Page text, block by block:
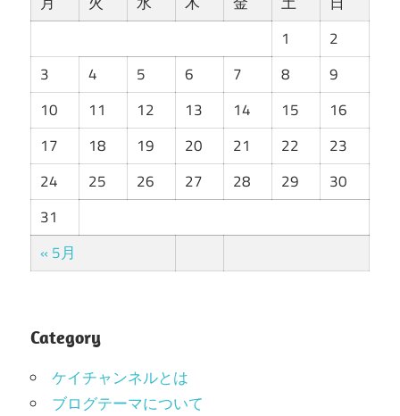
« 5月
1
2
3
4 5 6 7 8
9
10
11 12 13 14 15
16
17
18 19 20 21 22
23
24
25 26 27 28 29
30
31
Category
ケイチャンネルとは
ブログテーマについて